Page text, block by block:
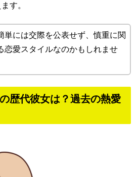
す。
単には交際を公表せず、慎重に関
恋愛スタイルなのかもしれませ
歴代彼女は？過去の熱愛